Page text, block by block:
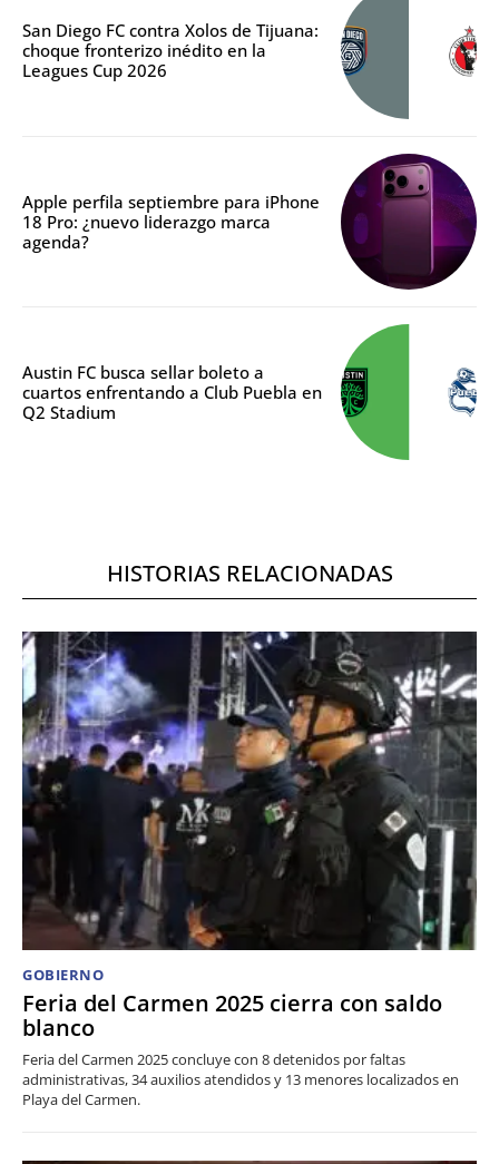
San Diego FC contra Xolos de Tijuana:
choque fronterizo inédito en la
Leagues Cup 2026
Apple perfila septiembre para iPhone
18 Pro: ¿nuevo liderazgo marca
agenda?
Austin FC busca sellar boleto a
cuartos enfrentando a Club Puebla en
Q2 Stadium
HISTORIAS RELACIONADAS
GOBIERNO
Feria del Carmen 2025 cierra con saldo
blanco
Feria del Carmen 2025 concluye con 8 detenidos por faltas
administrativas, 34 auxilios atendidos y 13 menores localizados en
Playa del Carmen.